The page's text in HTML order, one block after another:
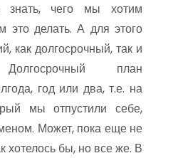
знать, чего мы хотим
это делать. А для этого
как долгосрочный, так и
Долгосрочный план
год или два, т.е. на
мы отпустили себе,
Может, пока еще не
хотелось бы, но все же. В